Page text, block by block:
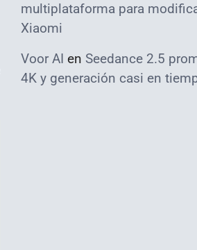
multiplataforma para
Xiaomi
Voor AI en Seedance 2.5
4K y generación casi en